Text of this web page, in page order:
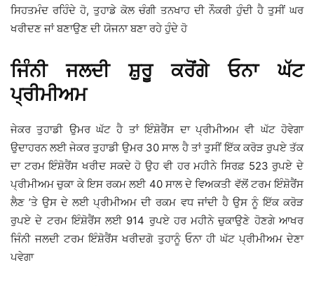
ਸਿਹਤਮੰਦ ਰਹਿੰਦੇ ਹੋ, ਤੁਹਾਡੇ ਕੋਲ ਚੰਗੀ ਤਨਖਾਹ ਦੀ ਨੌਕਰੀ ਹੁੰਦੀ ਹੈ ਤੁਸੀਂ ਘਰ
ਖਰੀਦਣ ਜਾਂ ਬਣਾਉਣ ਦੀ ਯੋਜਨਾ ਬਣਾ ਰਹੇ ਹੁੰਦੇ ਹੋ
ਜਿੰਨੀ ਜਲਦੀ ਸ਼ੁਰੂ ਕਰੋਂਗੇ ਓਨਾ ਘੱਟ
ਪ੍ਰੀਮੀਅਮ
ਜੇਕਰ ਤੁਹਾਡੀ ਉਮਰ ਘੱਟ ਹੈ ਤਾਂ ਇੰਸ਼ੋਰੈਂਸ ਦਾ ਪ੍ਰੀਮੀਅਮ ਵੀ ਘੱਟ ਹੋਵੇਗਾ
ਉਦਾਹਰਨ ਲਈ ਜੇਕਰ ਤੁਹਾਡੀ ਉਮਰ 30 ਸਾਲ ਹੈ ਤਾਂ ਤੁਸੀਂ ਇੱਕ ਕਰੋੜ ਰੁਪਏ ਤੱਕ
ਦਾ ਟਰਮ ਇੰਸ਼ੋਰੈਂਸ ਖਰੀਦ ਸਕਦੇ ਹੋ ਉਹ ਵੀ ਹਰ ਮਹੀਨੇ ਸਿਰਫ਼ 523 ਰੁਪਏ ਦੇ
ਪ੍ਰੀਮੀਅਮ ਚੁਕਾ ਕੇ ਇਸ ਰਕਮ ਲਈ 40 ਸਾਲ ਦੇ ਵਿਅਕਤੀ ਵੱਲੋਂ ਟਰਮ ਇੰਸ਼ੋਰੈਂਸ
ਲੈਣ ’ਤੇ ਉਸ ਦੇ ਲਈ ਪ੍ਰੀਮੀਅਮ ਦੀ ਰਕਮ ਵਧ ਜਾਂਦੀ ਹੈ ਉਸ ਨੂੰ ਇੱਕ ਕਰੋੜ
ਰੁਪਏ ਦੇ ਟਰਮ ਇੰਸ਼ੋਰੈਂਸ ਲਈ 914 ਰੁਪਏ ਹਰ ਮਹੀਨੇ ਚੁਕਾਉਣੇ ਹੋਣਗੇ ਆਖਰ
ਜਿੰਨੀ ਜਲਦੀ ਟਰਮ ਇੰਸ਼ੋਰੈਂਸ ਖਰੀਦਗੋ ਤੁਹਾਨੂੰ ਓਨਾ ਹੀ ਘੱਟ ਪ੍ਰੀਮੀਅਮ ਦੇਣਾ
ਪਵੇਗਾ